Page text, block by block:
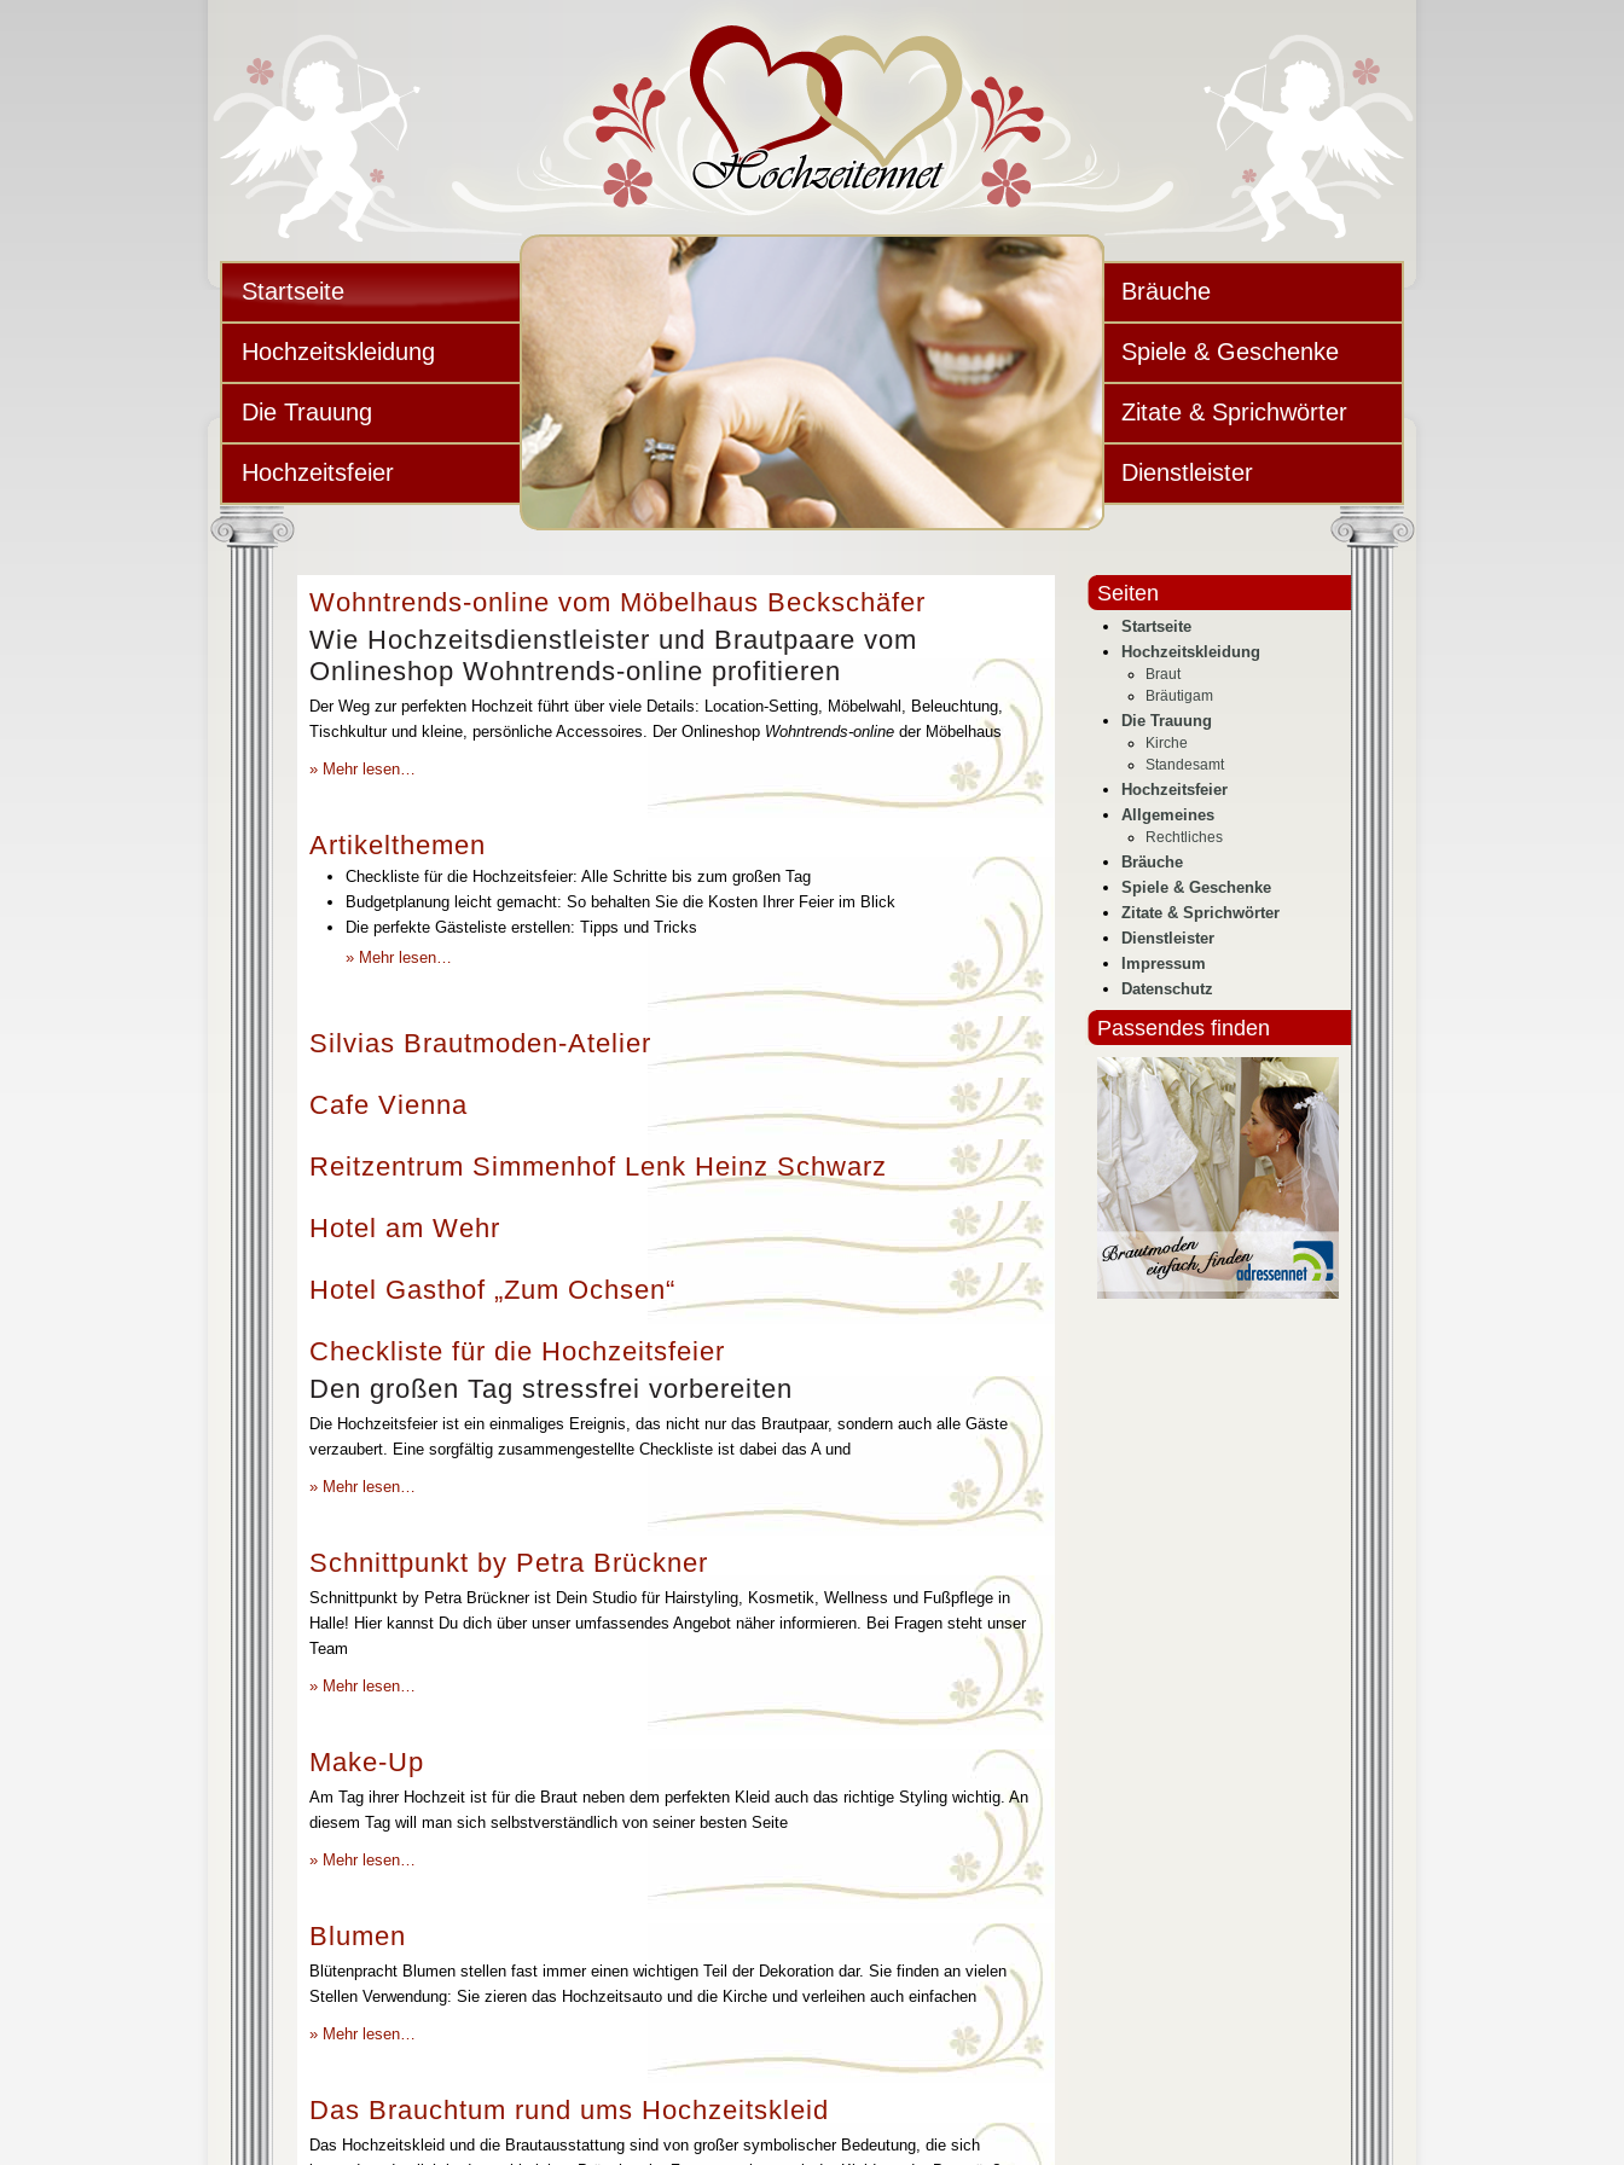
Startseite
Hochzeitskleidung
Die Trauung
Hochzeitsfeier
Bräuche
Spiele & Geschenke
Zitate & Sprichwörter
Dienstleister
Wohntrends-online vom Möbelhaus Beckschäfer
Wie Hochzeitsdienstleister und Brautpaare vom
Onlineshop Wohntrends-online profitieren
Der Weg zur perfekten Hochzeit führt über viele Details: Location-Setting, Möbelwahl, Beleuchtung,
Tischkultur und kleine, persönliche Accessoires. Der Onlineshop Wohntrends-online der Möbelhaus
» Mehr lesen…
Artikelthemen
Checkliste für die Hochzeitsfeier: Alle Schritte bis zum großen Tag
Budgetplanung leicht gemacht: So behalten Sie die Kosten Ihrer Feier im Blick
Die perfekte Gästeliste erstellen: Tipps und Tricks
» Mehr lesen…
Silvias Brautmoden-Atelier
Cafe Vienna
Reitzentrum Simmenhof Lenk Heinz Schwarz
Hotel am Wehr
Hotel Gasthof „Zum Ochsen“
Checkliste für die Hochzeitsfeier
Den großen Tag stressfrei vorbereiten
Die Hochzeitsfeier ist ein einmaliges Ereignis, das nicht nur das Brautpaar, sondern auch alle Gäste
verzaubert. Eine sorgfältig zusammengestellte Checkliste ist dabei das A und
» Mehr lesen…
Schnittpunkt by Petra Brückner
Schnittpunkt by Petra Brückner ist Dein Studio für Hairstyling, Kosmetik, Wellness und Fußpflege in
Halle! Hier kannst Du dich über unser umfassendes Angebot näher informieren. Bei Fragen steht unser
Team
» Mehr lesen…
Make-Up
Am Tag ihrer Hochzeit ist für die Braut neben dem perfekten Kleid auch das richtige Styling wichtig. An
diesem Tag will man sich selbstverständlich von seiner besten Seite
» Mehr lesen…
Blumen
Blütenpracht Blumen stellen fast immer einen wichtigen Teil der Dekoration dar. Sie finden an vielen
Stellen Verwendung: Sie zieren das Hochzeitsauto und die Kirche und verleihen auch einfachen
» Mehr lesen…
Das Brauchtum rund ums Hochzeitskleid
Das Hochzeitskleid und die Brautausstattung sind von großer symbolischer Bedeutung, die sich
Seiten
Startseite
Hochzeitskleidung
Braut
Bräutigam
Die Trauung
Kirche
Standesamt
Hochzeitsfeier
Allgemeines
Rechtliches
Bräuche
Spiele & Geschenke
Zitate & Sprichwörter
Dienstleister
Impressum
Datenschutz
Passendes finden